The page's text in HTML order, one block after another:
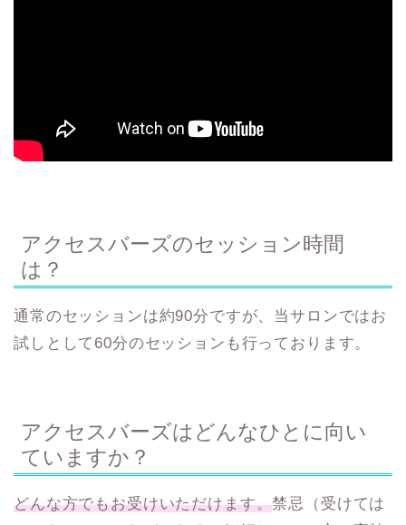
アクセスバーズのセッション時間
は？
通常のセッションは約90分ですが、当サロンではお
試しとして60分のセッションも行っております。
アクセスバーズはどんなひとに向い
ていますか？
どんな方でもお受けいただけます。禁忌（受けては